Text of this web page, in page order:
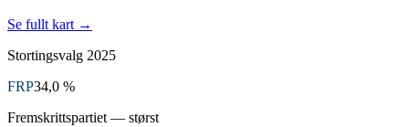
Se fullt kart →
Stortingsvalg 2025
FRP34,0 %
Fremskrittspartiet — størst